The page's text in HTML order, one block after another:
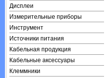
Дисплеи
Измерительные приборы
Инструмент
Источники питания
Кабельная продукция
Кабельные аксессуары
Клеммники